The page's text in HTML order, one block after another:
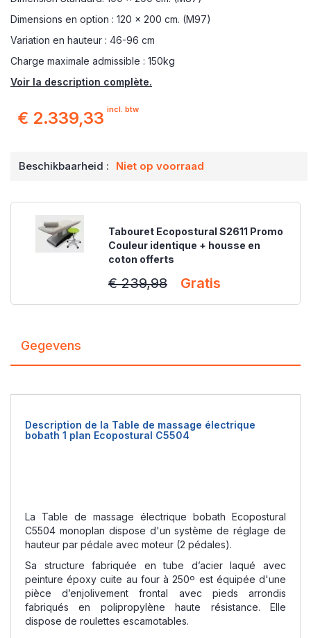
Dimensions en option : 120 x 200 cm. (M97)
Variation en hauteur : 46-96 cm
Charge maximale admissible : 150kg
Voir la description complète.
€ 2.339,33 incl. btw
Beschikbaarheid : Niet op voorraad
Tabouret Ecopostural S2611 Promo
Couleur identique + housse en
coton offerts
€ 239,98 Gratis
Gegevens
Description de la Table de massage électrique
bobath 1 plan Ecopostural C5504
La Table de massage électrique bobath Ecopostural
C5504 monoplan dispose d'un système de réglage de
hauteur par pédale avec moteur (2 pédales).
Sa structure fabriquée en tube d’acier laqué avec
peinture époxy cuite au four à 250º est équipée d'une
pièce d’enjolivement frontal avec pieds arrondis
fabriqués en polipropylène haute résistance. Elle
dispose de roulettes escamotables.